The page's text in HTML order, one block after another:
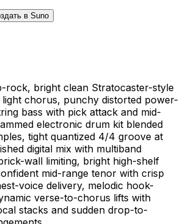
в Suno
rock, bright clean Stratocaster-style
chorus, punchy distorted power-
bass with pick attack and mid-
electronic drum kit blended
tight quantized 4/4 groove at
digital mix with multiband
wall limiting, bright high-shelf
mid-range tenor with crisp
voice delivery, melodic hook-
verse-to-chorus lifts with
stacks and sudden drop-to-